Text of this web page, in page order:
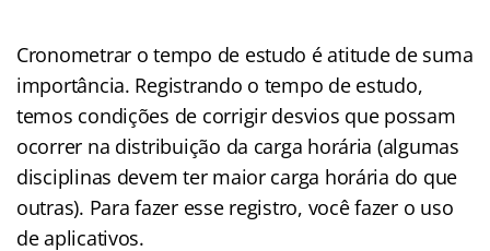
Cronometrar o tempo de estudo é atitude de suma
importância. Registrando o tempo de estudo,
temos condições de corrigir desvios que possam
ocorrer na distribuição da carga horária (algumas
disciplinas devem ter maior carga horária do que
outras). Para fazer esse registro, você fazer o uso
de aplicativos.